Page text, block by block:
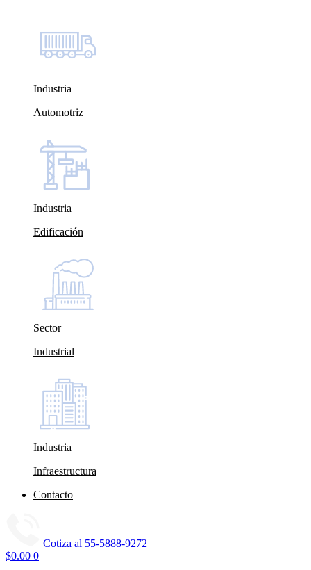
Industria
Automotriz
Industria
Edificación
Sector
Industrial
Industria
Infraestructura
Contacto
Cotiza al 55-5888-9272
$0.00 0